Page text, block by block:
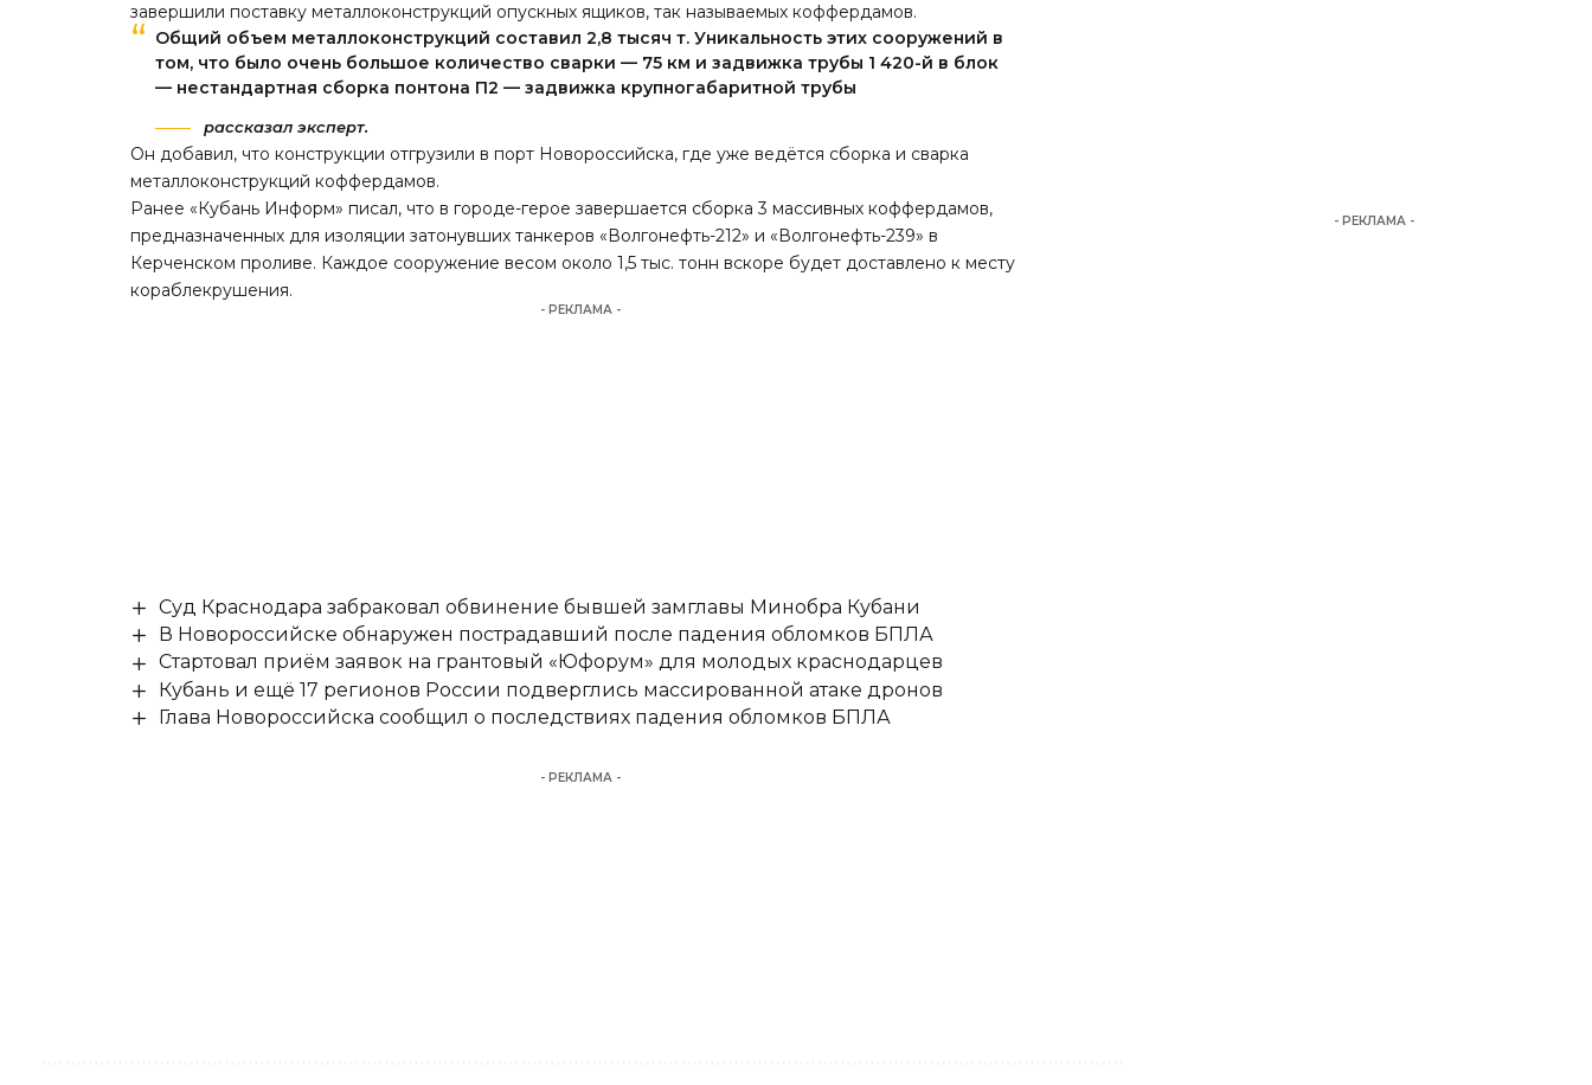
завершили поставку металлоконструкций опускных ящиков, так называемых коффердамов.
Общий объем металлоконструкций составил 2,8 тысяч т. Уникальность этих сооружений в
том, что было очень большое количество сварки — 75 км и задвижка трубы 1 420-й в блок
— нестандартная сборка понтона П2 — задвижка крупногабаритной трубы
рассказал эксперт.
Он добавил, что конструкции отгрузили в порт Новороссийска, где уже ведётся сборка и сварка
металлоконструкций коффердамов.
Ранее «Кубань Информ» писал, что в городе-герое завершается сборка 3 массивных коффердамов,
предназначенных для изоляции затонувших танкеров «Волгонефть-212» и «Волгонефть-239» в
Керченском проливе. Каждое сооружение весом около 1,5 тыс. тонн вскоре будет доставлено к месту
кораблекрушения.
- РЕКЛАМА -
Суд Краснодара забраковал обвинение бывшей замглавы Минобра Кубани
В Новороссийске обнаружен пострадавший после падения обломков БПЛА
Стартовал приём заявок на грантовый «Юфорум» для молодых краснодарцев
Кубань и ещё 17 регионов России подверглись массированной атаке дронов
Глава Новороссийска сообщил о последствиях падения обломков БПЛА
- РЕКЛАМА -
- РЕКЛАМА -